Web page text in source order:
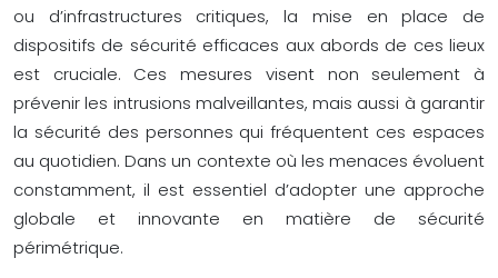
ou d’infrastructures critiques, la mise en place de
dispositifs de sécurité efficaces aux abords de ces lieux
est cruciale. Ces mesures visent non seulement à
prévenir les intrusions malveillantes, mais aussi à garantir
la sécurité des personnes qui fréquentent ces espaces
au quotidien. Dans un contexte où les menaces évoluent
constamment, il est essentiel d’adopter une approche
globale et innovante en matière de sécurité
périmétrique.